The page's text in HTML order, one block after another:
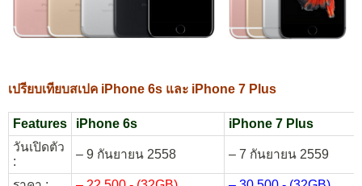
เปรียบเทียบสเปค iPhone 6s และ iPhone 7 Plus
Features iPhone 6s
iPhone 7 Plus
วันเปิดตัว
:
– 9 กันยายน 2558 – 7 กันยายน 2559